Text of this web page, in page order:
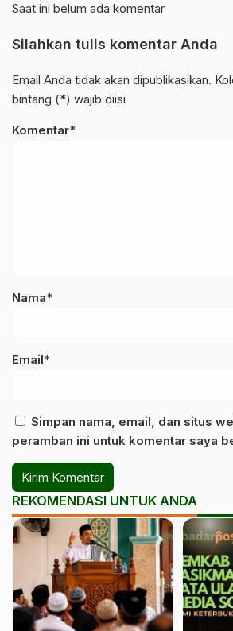
Saat ini belum ada komentar
Silahkan tulis komentar Anda
Email Anda tidak akan dipublikasikan.
bintang (*) wajib diisi
Komentar*
Nama*
Email*
Simpan nama, email, dan situs
peramban ini untuk komentar saya
REKOMENDASI UNTUK ANDA